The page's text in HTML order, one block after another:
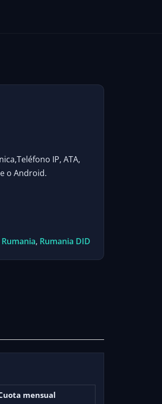
IP, ATA,
o Android.
Rumania, Rumania DID
mensual